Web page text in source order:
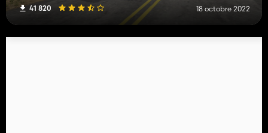
41 820 18 octobre 2022